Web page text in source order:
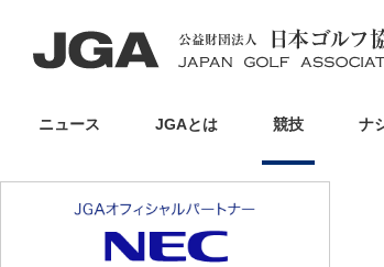
ニュース JGAとは 競技 ナ